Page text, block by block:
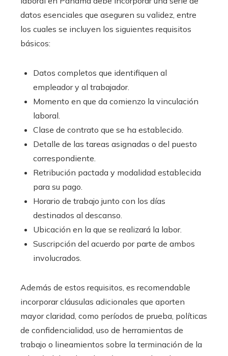
datos esenciales que aseguren su validez, entre
los cuales se incluyen los siguientes requisitos
básicos:
Datos completos que identifiquen al
empleador y al trabajador.
Momento en que da comienzo la vinculación
laboral.
Clase de contrato que se ha establecido.
Detalle de las tareas asignadas o del puesto
correspondiente.
Retribución pactada y modalidad establecida
para su pago.
Horario de trabajo junto con los días
destinados al descanso.
Ubicación en la que se realizará la labor.
Suscripción del acuerdo por parte de ambos
involucrados.
Además de estos requisitos, es recomendable
incorporar cláusulas adicionales que aporten
mayor claridad, como períodos de prueba, políticas
de confidencialidad, uso de herramientas de
trabajo o lineamientos sobre la terminación de la